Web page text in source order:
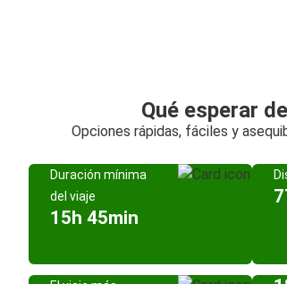
Qué esperar
Opciones rápidas, fáciles y
Duración mínima
del viaje
15h 45min